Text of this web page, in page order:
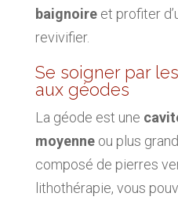
baignoireet profiter
revivifier.
Se soigner par
aux géodes
La géode est une
moyenneou plus
composé de pierres
lithothérapie, vous